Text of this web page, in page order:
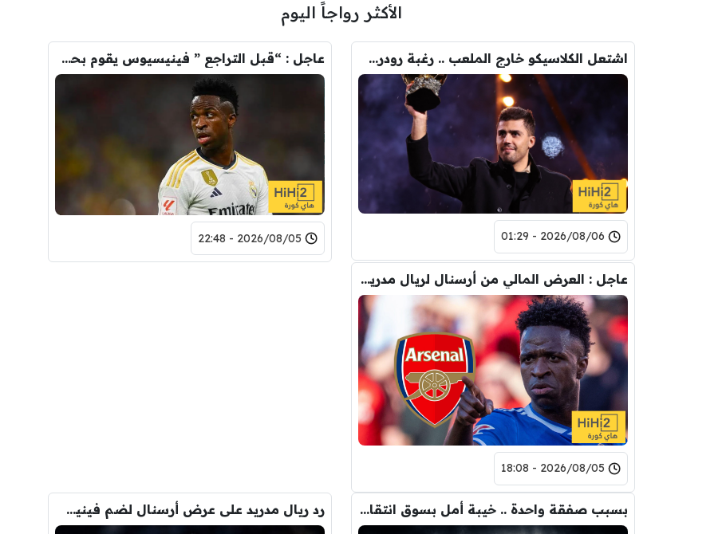
الأكثر رواجاً اليوم
اشتعل الكلاسيكو خارج الملعب .. رغبة رودري تصدم ريال مدريد
2026/08/06 - 01:29
عاجل : “قبل التراجع ” فينيسيوس يقوم بحذف كل صوره مع ريال مدريد
2026/08/05 - 22:48
عاجل : العرض المالي من أرسنال لريال مدريد من أجل شراء فينيسيوس جونيور
2026/08/05 - 18:08
بسبب صفقة واحدة .. خيبة أمل بسوق انتقالات ريال مدريد ! رد ريال مدريد على عرض أرسنال لضم فينيسيوس